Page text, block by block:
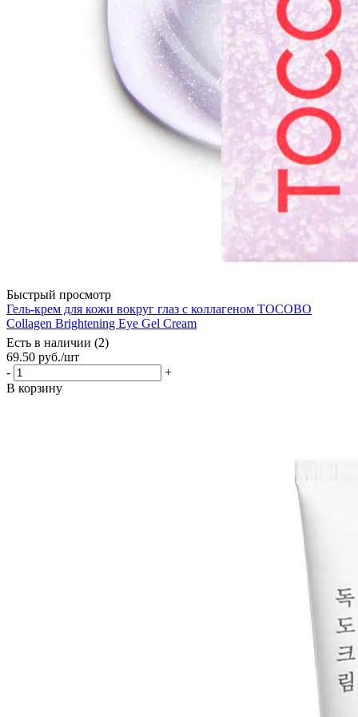
Быстрый просмотр
Гель-крем для кожи вокруг глаз с коллагеном TOCOBO
Сollagen Brightening Eye Gel Cream
Есть в наличии (2)
69.50 руб./шт
-
+
В корзину